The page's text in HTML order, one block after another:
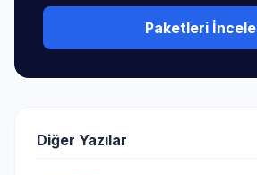
Paketleri İncele
Diğer Yazılar